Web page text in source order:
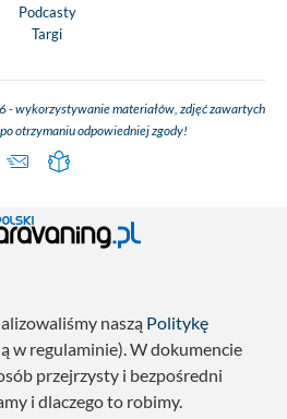
Podcasty
Targi
wykorzystywanie materiałów, zdjęć zawartych
otrzymaniu odpowiedniej zgody!
naszą Politykę
w regulaminie). W dokumencie
przejrzysty i bezpośredni
i dlaczego to robimy.